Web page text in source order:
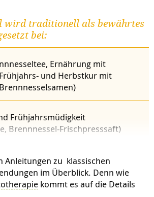
wird traditionell als bewährtes
bei:
Ernährung mit
und Herbstkur mit
Frühjahrsmüdigkeit
Brennnessel-Frischpresssaft)
/ Akne / fettige Haut
Brennnessel-Frischpressaft, beides
zum Betupfen)
Anleitungen zu klassischen
im Überblick. Denn wie
kommt es auf die Details